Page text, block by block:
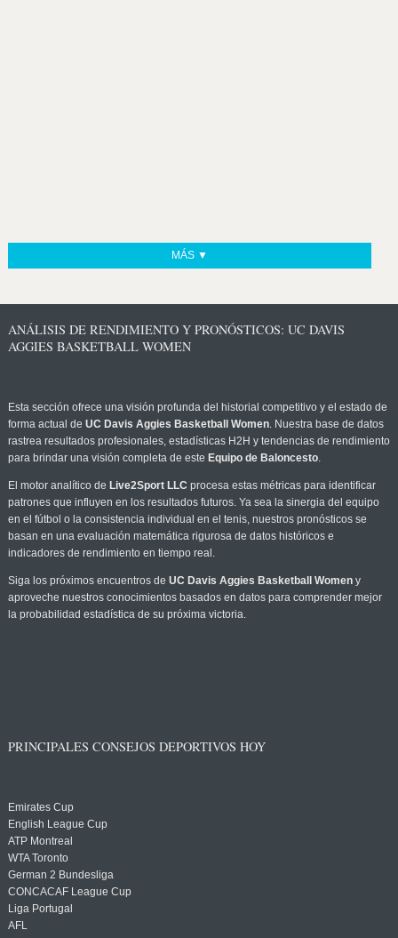
MÁS ▼
ANÁLISIS DE RENDIMIENTO Y PRONÓSTICOS: UC DAVIS
AGGIES BASKETBALL WOMEN
Esta sección ofrece una visión profunda del historial competitivo y el estado de
forma actual de UC Davis Aggies Basketball Women. Nuestra base de datos
rastrea resultados profesionales, estadísticas H2H y tendencias de rendimiento
para brindar una visión completa de este Equipo de Baloncesto.
El motor analítico de Live2Sport LLC procesa estas métricas para identificar
patrones que influyen en los resultados futuros. Ya sea la sinergia del equipo
en el fútbol o la consistencia individual en el tenis, nuestros pronósticos se
basan en una evaluación matemática rigurosa de datos históricos e
indicadores de rendimiento en tiempo real.
Siga los próximos encuentros de UC Davis Aggies Basketball Womeny
aproveche nuestros conocimientos basados en datos para comprender mejor
la probabilidad estadística de su próxima victoria.
PRINCIPALES CONSEJOS DEPORTIVOS HOY
Emirates Cup
English League Cup
ATP Montreal
WTA Toronto
German 2 Bundesliga
CONCACAF League Cup
Liga Portugal
AFL